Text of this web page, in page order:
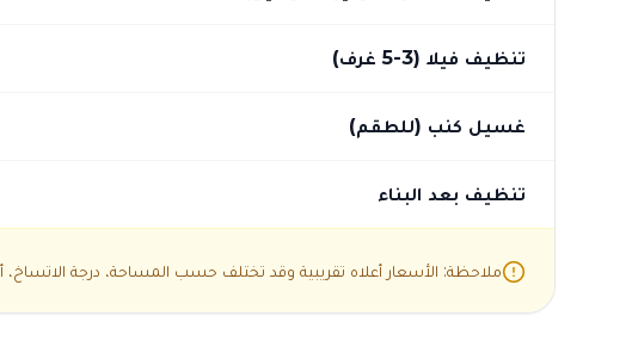
تنظيف فيلا (3-5 غرف)
غسيل كنب (للطقم)
تنظيف بعد البناء
ملاحظة: الأسعار أعلاه تقريبية وقد تختلف حسب المساحة، درجة الاتساخ،